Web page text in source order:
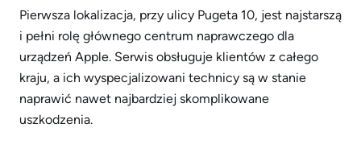
Pierwsza lokalizacja, przy ulicy Pugeta 10, jest najstarszą
i pełni rolę głównego centrum naprawczego dla
urządzeń Apple. Serwis obsługuje klientów z całego
kraju, a ich wyspecjalizowani technicy są w stanie
naprawić nawet najbardziej skomplikowane
uszkodzenia.